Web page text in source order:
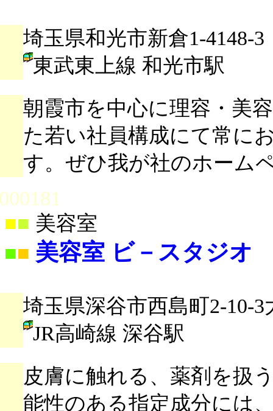
埼玉県和光市新倉1-4148-3
東武東上線 和光市駅
朝霞市を中心に理容・美
た若い社員構成にて常に
す。ぜひ我が社のホーム
■ 美容室
■■ 美容室 ビ－スタジオ
埼玉県深谷市西島町2-10-3
JR高崎線 深谷駅
皮膚に触れる、薬剤を扱
能性のある指定成分には